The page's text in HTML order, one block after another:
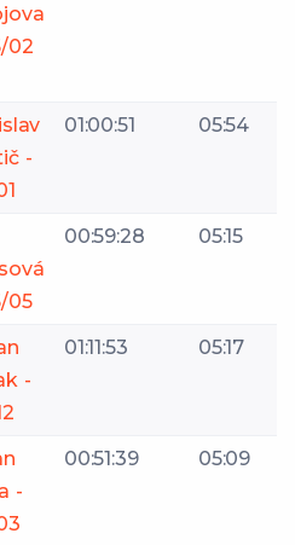
02
-
01:00:51 05:54
05
00:59:28 05:15
-
01:11:53 05:17
-
00:51:39 05:09